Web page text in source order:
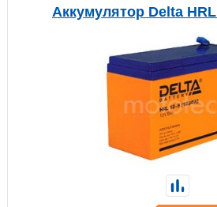
Аккумулятор Delta